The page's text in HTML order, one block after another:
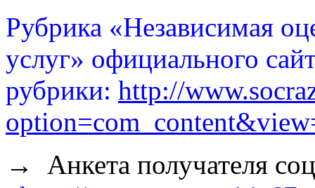
Рубрика «Независимая
услуг» официального
рубрики: http://
→ Анкета получателя